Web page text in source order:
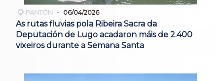
PANTÓN 06/04/2026
As rutas fluvias pola Ribeira Sacra da
Deputación de Lugo acadaron máis de 2.400
vixeiros durante a Semana Santa